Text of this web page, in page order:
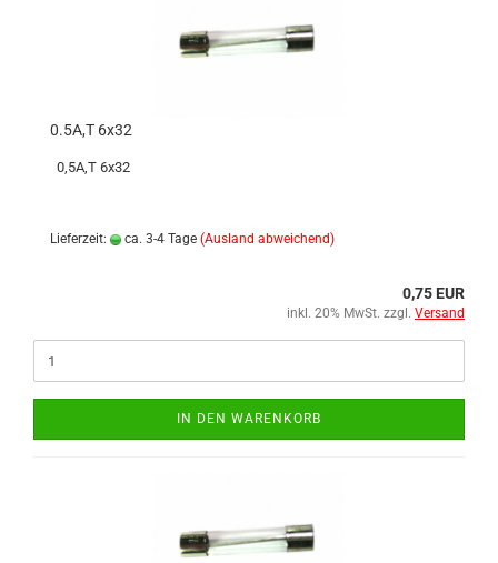
0.5A,T 6x32
0,5A,T 6x32
Lieferzeit: ca. 3-4 Tage (Ausland abweichend)
0,75 EUR
inkl. 20% MwSt. zzgl. Versand
IN DEN WARENKORB